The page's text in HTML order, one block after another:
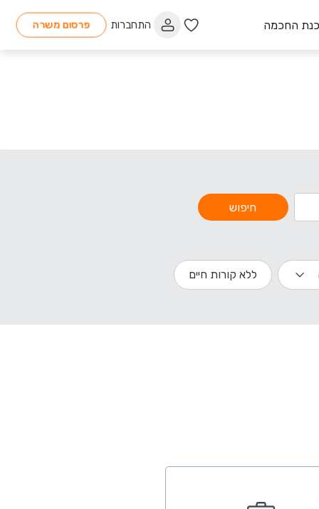
החכמה התחברות פרסום משרה
חיפוש
ללא קורות חיים